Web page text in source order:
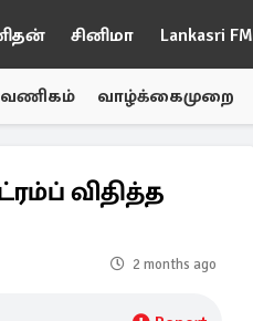
சினிமா Lankasri FM
வணிகம் வாழ்க்கைமுறை
விதித்த
2 months ago